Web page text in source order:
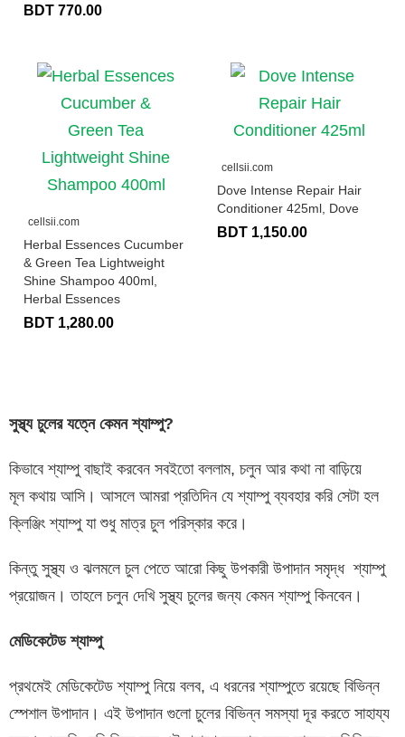
BDT 770.00
cellsii.com
Herbal Essences Cucumber
& Green Tea Lightweight
Shine Shampoo 400ml,
Herbal Essences
BDT 1,280.00
cellsii.com
Dove Intense Repair Hair
Conditioner 425ml, Dove
BDT 1,150.00
সুস্থ্য চুলের যত্নে কেমন শ্যাম্পু?
কিভাবে শ্যাম্পু বাছাই করবেন সবইতো বললাম, চলুন আর কথা না বাড়িয়ে
মূল কথায় আসি। আসলে আমরা প্রতিদিন যে শ্যাম্পু ব্যবহার করি সেটা হল
ক্লিঞ্জিং শ্যাম্পু যা শুধু মাত্র চুল পরিস্কার করে।
কিন্তু সুস্থ্য ও ঝলমলে চুল পেতে আরো কিছু উপকারী উপাদান সমৃদ্ধ শ্যাম্পু
প্রয়োজন। তাহলে চলুন দেখি সুস্থ্য চুলের জন্য কেমন শ্যাম্পু কিনবেন।
মেডিকেটেড শ্যাম্পু
প্রথমেই মেডিকেটেড শ্যাম্পু নিয়ে বলব, এ ধরনের শ্যাম্পুতে রয়েছে বিভিন্ন
স্পেশাল উপাদান। এই উপাদান গুলো চুলের বিভিন্ন সমস্যা দূর করতে সাহায্য